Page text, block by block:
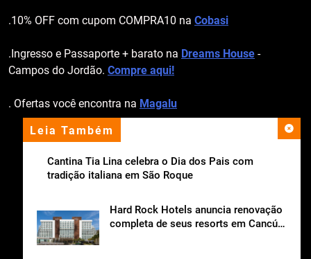
Leia Também
Cantina Tia Lina celebra o Dia dos Pais com
tradição italiana em São Roque
Hard Rock Hotels anuncia renovação
completa de seus resorts em Cancún
.10% OFF com cupom COMPRA10 na Cobasi
.Ingresso e Passaporte + barato na Dreams House -
Campos do Jordão. Compre aqui!
. Ofertas você encontra na Magalu
apoio institucional